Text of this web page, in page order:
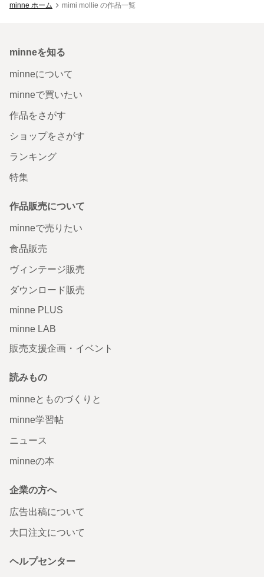
minne ホーム mimi mollie の作品一覧
minneを知る
minneについて
minneで買いたい
作品をさがす
ショップをさがす
ランキング
特集
作品販売について
minneで売りたい
食品販売
ヴィンテージ販売
ダウンロード販売
minne PLUS
minne LAB
販売支援企画・イベント
読みもの
minneとものづくりと
minne学習帖
ニュース
minneの本
企業の方へ
広告出稿について
大口注文について
ヘルプセンター